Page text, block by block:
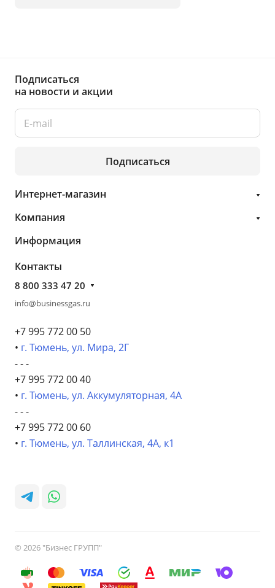
Подписаться
на новости и акции
Подписаться
Интернет-магазин
Компания
Информация
Контакты
8 800 333 47 20
info@businessgas.ru
+7 995 772 00 50
• г. Тюмень, ул. Мира, 2Г
- - -
+7 995 772 00 40
• г. Тюмень, ул. Аккумуляторная, 4А
- - -
+7 995 772 00 60
• г. Тюмень, ул. Таллинская, 4А, к1
© 2026 "Бизнес ГРУПП"